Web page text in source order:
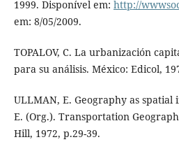
1999. Disponível em: http://
em: 8/05/2009.
TOPALOV, C. La urbanización
para su análisis. México: Edicol,
ULLMAN, E. Geography as spatial
E. (Org.). Transportation
Hill, 1972, p.29-39.